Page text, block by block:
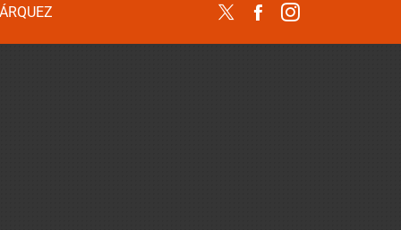
Twitter Facebook